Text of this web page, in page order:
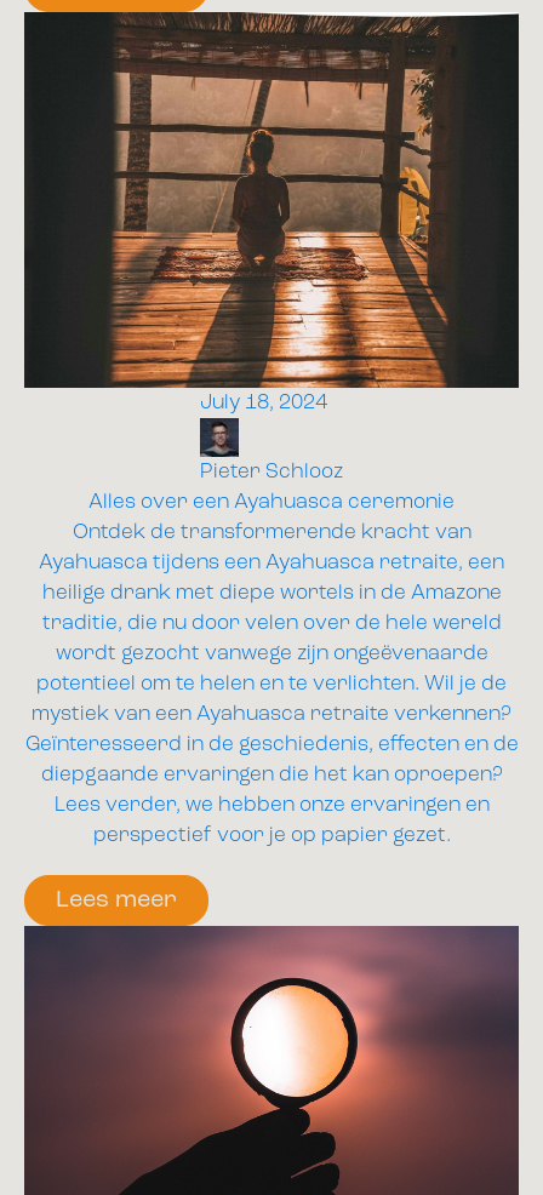
July 18, 2024
Pieter Schlooz
Alles over een Ayahuasca ceremonie
Ontdek de transformerende kracht van
Ayahuasca tijdens een Ayahuasca retraite, een
heilige drank met diepe wortels in de Amazone
traditie, die nu door velen over de hele wereld
wordt gezocht vanwege zijn ongeëvenaarde
potentieel om te helen en te verlichten. Wil je de
mystiek van een Ayahuasca retraite verkennen?
Geïnteresseerd in de geschiedenis, effecten en de
diepgaande ervaringen die het kan oproepen?
Lees verder, we hebben onze ervaringen en
perspectief voor je op papier gezet.
Lees meer